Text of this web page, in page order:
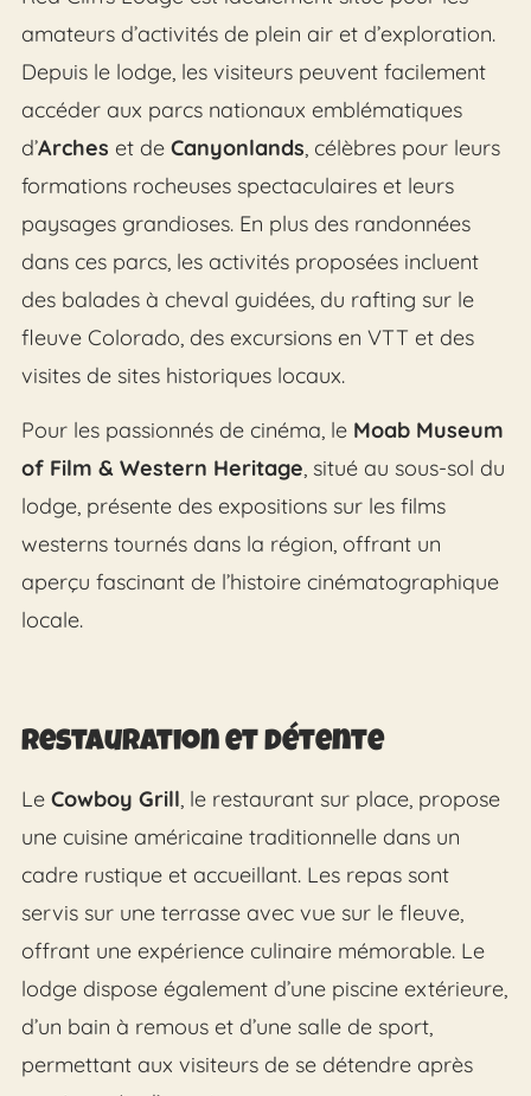
amateurs d’activités de plein air et d’exploration.
Depuis le lodge, les visiteurs peuvent facilement
accéder aux parcs nationaux emblématiques
d’Arches et de Canyonlands, célèbres pour leurs
formations rocheuses spectaculaires et leurs
paysages grandioses. En plus des randonnées
dans ces parcs, les activités proposées incluent
des balades à cheval guidées, du rafting sur le
fleuve Colorado, des excursions en VTT et des
visites de sites historiques locaux.
Pour les passionnés de cinéma, le Moab Museum
of Film & Western Heritage, situé au sous-sol du
lodge, présente des expositions sur les films
westerns tournés dans la région, offrant un
aperçu fascinant de l’histoire cinématographique
locale.
Restauration et Détente
Le Cowboy Grill, le restaurant sur place, propose
une cuisine américaine traditionnelle dans un
cadre rustique et accueillant. Les repas sont
servis sur une terrasse avec vue sur le fleuve,
offrant une expérience culinaire mémorable. Le
lodge dispose également d’une piscine extérieure,
d’un bain à remous et d’une salle de sport,
permettant aux visiteurs de se détendre après